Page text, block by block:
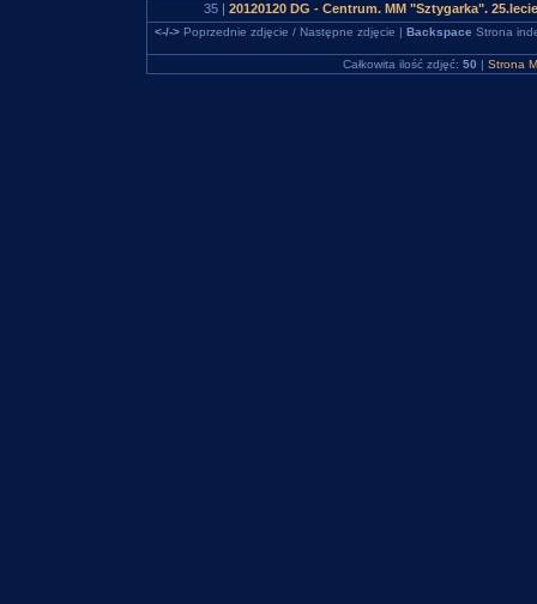
35 | 20120120 DG - Centrum. MM "Sztygarka".
<-/->Poprzednie zdjęcie / Następne zdjęcie | Backspace Strona
Całkowita ilość zdjęć: 50 | Strona